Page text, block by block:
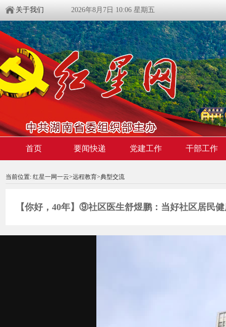
关于我们 2026年8月7日 10:06 星期五
首页 要闻快递 党建工作 干部工作
当前位置: 红星一网一云>远程教育>典型交流
【你好，40年】⑨社区医生舒煜鹏：当好社区居民
00:00:00 / 07:52